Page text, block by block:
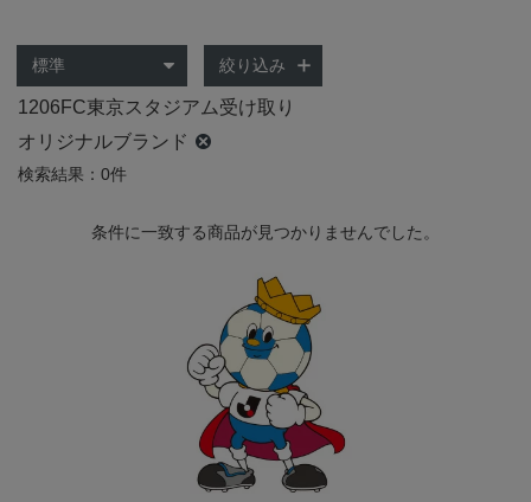
絞り込み
1206FC東京スタジアム受け取り
オリジナルブランド
検索結果：0件
条件に一致する商品が見つかりませんでした。